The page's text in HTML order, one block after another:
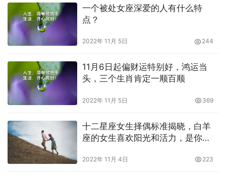
一个被处女座深爱的人有什么特
点？
2022年 11月 5日 244
11月6日起偏财运特别好，鸿运当
头，三个生肖肯定一顺百顺
2022年 11月 5日 369
十二星座女生择偶标准揭晓，白羊
座的女生喜欢阳光和活力，是你
2022年 11月 4日 223